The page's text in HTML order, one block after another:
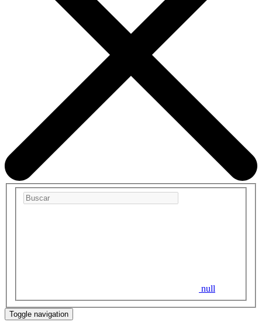
null
Toggle navigation